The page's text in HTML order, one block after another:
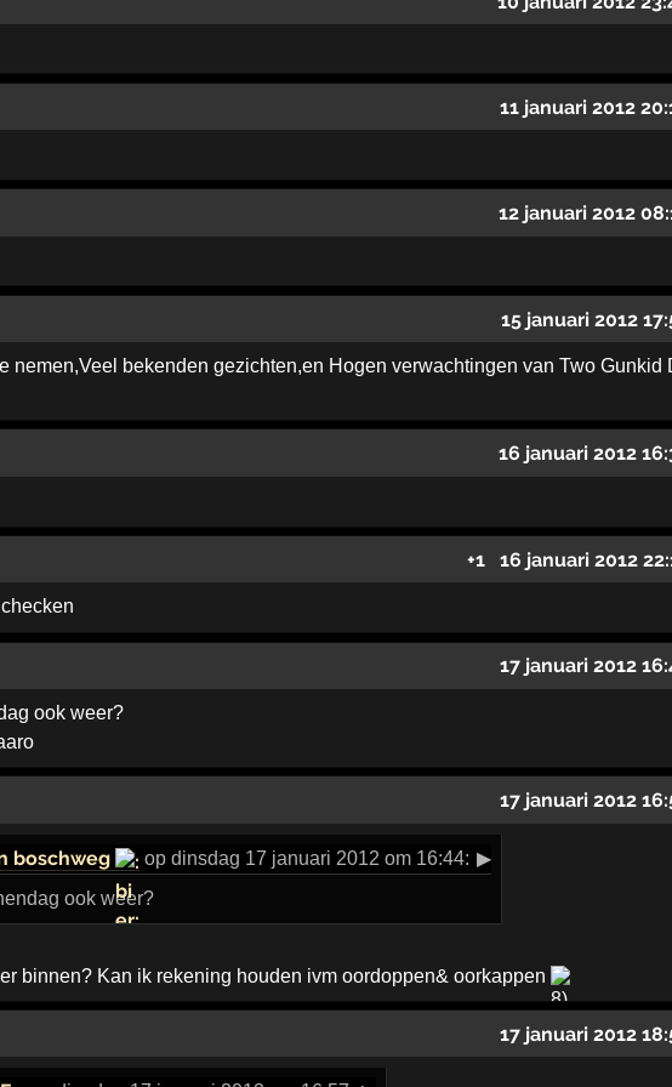
11 januari 2012
12 januari 2012
15 januari 2012
nemen,Veel bekenden gezichten,en Hogen verwachtingen van Two
16 januari 2012
+1 16 januari 2012
17 januari 2012
ook weer?
17 januari 2012
boschweg op dinsdag 17 januari 2012 om 16:44: ▶
ook weer?
binnen? Kan ik rekening houden ivm oordoppen& oorkappen
17 januari 2012